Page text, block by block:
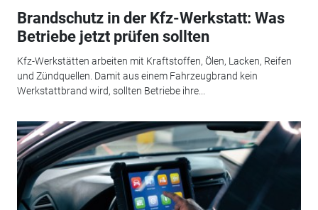
Brandschutz in der Kfz-Werkstatt: Was
Betriebe jetzt prüfen sollten
Kfz-Werkstätten arbeiten mit Kraftstoffen, Ölen, Lacken, Reifen
und Zündquellen. Damit aus einem Fahrzeugbrand kein
Werkstattbrand wird, sollten Betriebe ihre...